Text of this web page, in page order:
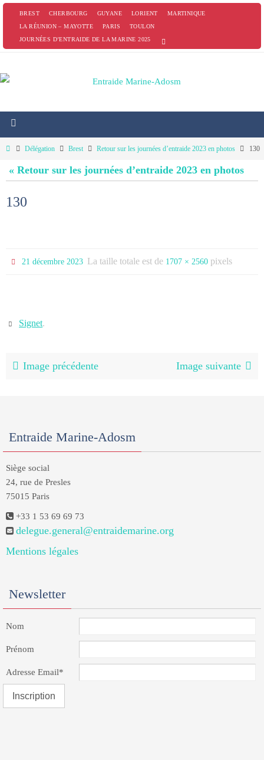
PasserBREST CHERBOURG GUYANE LORIENT
MARTINIQUE
LA RÉUNION – MAYOTTE
PARIS
TOULON
JOURNÉES D’ENTRAIDE DE LA MARINE 2025
HomeDélégation Brest Retour sur les journées d’entraide 2023 en photos 130
« Retour sur les journées d’entraide 2023 en photos
130
21 décembre 2023 La taille totale est de 1707 × 2560 pixels
Signet.
Image précédente Image suivante
Entraide Marine-Adosm
Siège social
24, rue de Presles
75015 Paris
+33 1 53 69 69 73
delegue.general@entraidemarine.org
Mentions légales
Newsletter
Nom
Prénom
Adresse Email*